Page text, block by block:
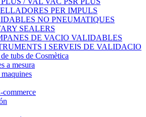
PER IMPULS
NO PNEUMATIQUES
SEALERS
DE VACIO VALIDABLES
I SERVEIS DE VALIDACIO
tubs de Cosmètica
a mesura